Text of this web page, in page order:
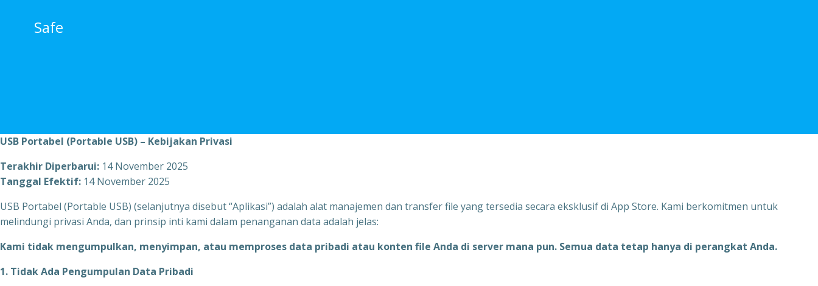
Safe
USB Portabel (Portable USB) – Kebijakan Privasi
Terakhir Diperbarui: 14 November 2025
Tanggal Efektif: 14 November 2025
USB Portabel (Portable USB) (selanjutnya disebut “Aplikasi”) adalah alat manajemen dan transfer file yang tersedia secara eksklusif di App Store. Kami berkomitmen untuk
melindungi privasi Anda, dan prinsip inti kami dalam penanganan data adalah jelas:
Kami tidak mengumpulkan, menyimpan, atau memproses data pribadi atau konten file Anda di server mana pun. Semua data tetap hanya di perangkat Anda.
1. Tidak Ada Pengumpulan Data Pribadi